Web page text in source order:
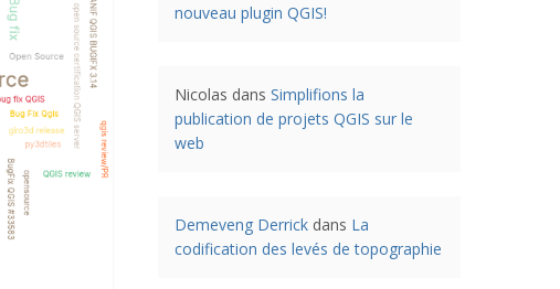
nouveau plugin QGIS!
Nicolas dansSimplifions la
publication de projets QGIS sur le
web
Demeveng Derrick dans La
codification des levés de topographie